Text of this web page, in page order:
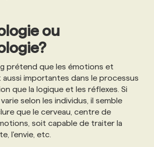
ou
prétend que les émotions et
importantes dans le processus
que la logique et les réflexes. Si
selon les individus, il semble
que le cerveau, centre de
soit capable de traiter la
l'envie, etc.